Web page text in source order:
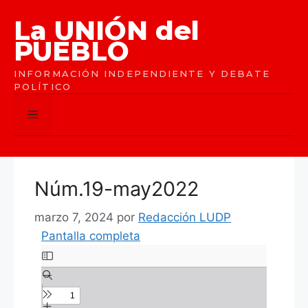
contenido
La UNIÓN del
PUEBLO
INFORMACIÓN INDEPENDIENTE Y DEBATE
POLÍTICO
Menú
Núm.19-may2022
marzo 7, 2024 por Redacción LUDP
Pantalla completa
Saltar
al
contenido
del